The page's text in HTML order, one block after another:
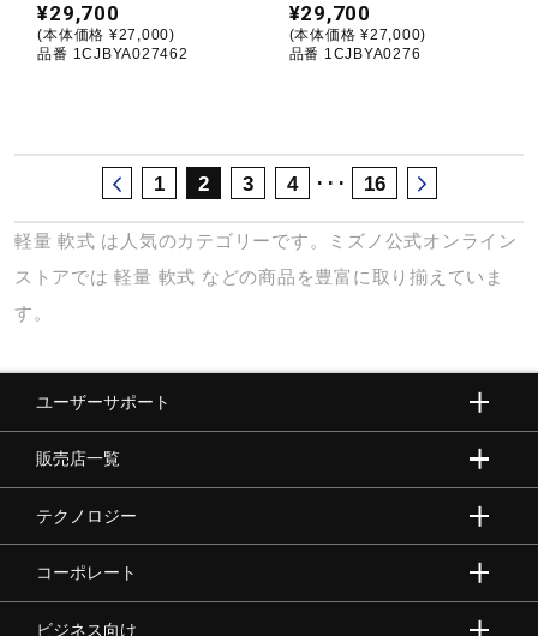
¥29,700
(本体価格 ¥27,000)
品番 1CJBYA027462
¥29,700
(本体価格 ¥27,000)
品番 1CJBYA0276
1 2 3 4 ･･･ 16
軽量 軟式 は人気のカテゴリーです。ミズノ公式オンライン
ストアでは軽量 軟式 などの商品を豊富に取り揃えていま
す。
ユーザーサポート
販売店一覧
テクノロジー
コーポレート
ビジネス向け